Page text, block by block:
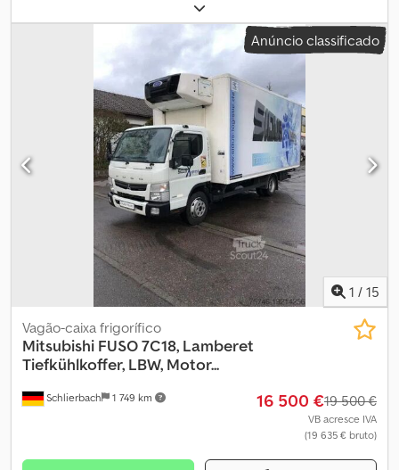
Mitsubishi FD 45 NT. Ano: 2019. Horas: 1529. Peso: 6580 kg. Máquina
com certificação CE. Motor a diesel. Rotador Kaup. Garfos com
ajuste hidráulico. Triplex. 55 kW. Altura mínima: 2250 mm. Altura
máxima de elevação: 4300 mm. Cabine fechada. Motor a diesel.
Garfos: Comprimento: 1200 mm. Largura: 150 mm. Espessura: 50
mm. Pneus: 1: 300-15 NHS. 2: 7.00-12. Excelente empilhador! Nº de
identificação: 119. Os Termos e Condições Gerais da Heinhuis são
aplicáveis a todos os anúncios, ofertas e orçamentos da Heinhuis,
a todos os acordos celebrados pela Heinhuis e às negociações
que os precedem. Qualquer forma de resposta implica a
aceitação da aplicabilidade dos Termos e Condições Gerais da
Heinhuis e declara que o utilizador tomou conhecimento destes
Termos e Condições Gerais. Os nossos preços são preços de
exportação líquidos. = Mais informações = Ano de fabricação:
2019 Peso em vazio: 6580 kg Altura de construção: 2250 mm
Marcação CE: sim = Informações sobre a empresa = Djdpfxezr
Nxke Ankekr Para mais informações:
Anúncio classificado
1 / 15
Schlierbach 1 749 km
Vagão-caixa frigorífico
Mitsubishi FUSO 7C18, Lamberet
Tiefkühlkoffer, LBW, Motor...
16 500 €19 500 €
VB acresce IVA
(19 635 € bruto)